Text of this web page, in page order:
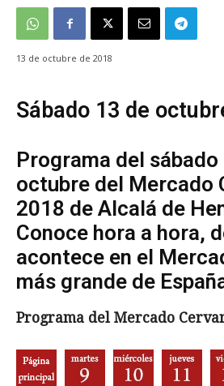
13 de octubre de 2018
Sábado 13 de
Programa del sábado
octubre del Mercado
2018 de Alcalá de
Conoce hora a hora,
acontece en el
más grande de
Programa del Mercado